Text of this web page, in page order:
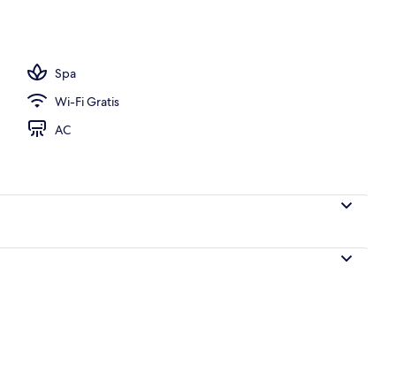
Spa
Wi-Fi Gratis
AC